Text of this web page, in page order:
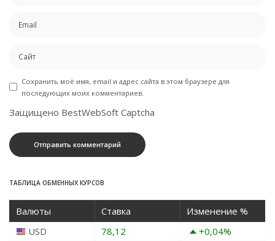
Сохранить моё имя, email и адрес сайта в этом браузере для
последующих моих комментариев.
Защищено BestWebSoft Captcha
ТАБЛИЦА ОБМЕННЫХ КУРСОВ
Валюты Ставка
Изменение %
USD
78,12 +0,04%